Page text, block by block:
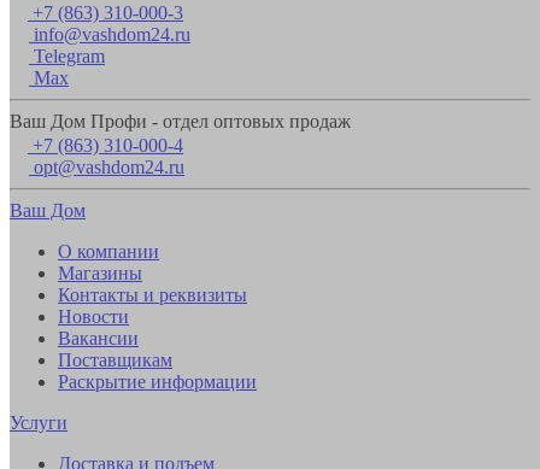
+7 (863) 310-000-3
info@vashdom24.ru
Telegram
Max
Ваш Дом Профи - отдел оптовых продаж
+7 (863) 310-000-4
opt@vashdom24.ru
Ваш Дом
О компании
Магазины
Контакты и реквизиты
Новости
Вакансии
Поставщикам
Раскрытие информации
Услуги
Доставка и подъем